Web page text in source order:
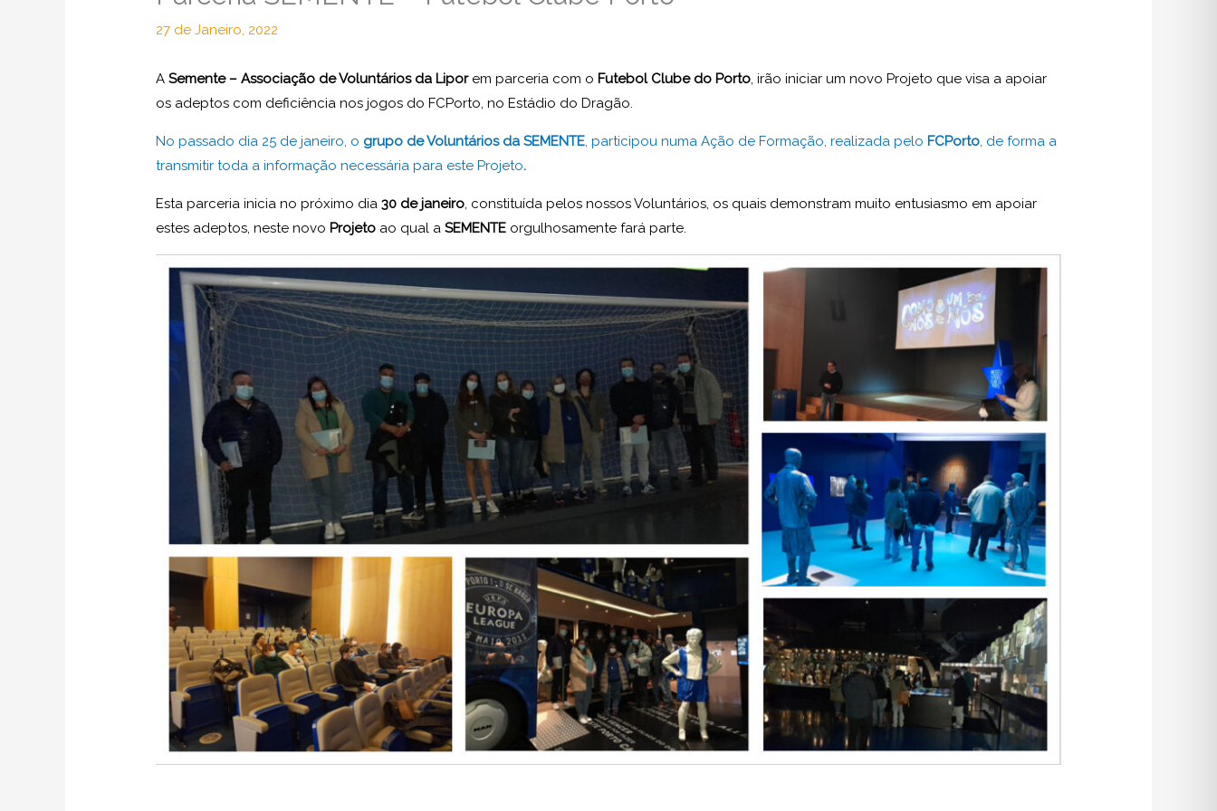
27 de Janeiro, 2022
ASemente – Associação de Voluntários da Lipor em parceria com o Futebol Clube do Porto, irão iniciar um novo Projeto que visa a apoiar
os adeptos com deficiência nos jogos do FCPorto, no Estádio do Dragão.
No passado dia 25 de janeiro, o grupo de Voluntários da SEMENTE, participou numa Ação de Formação, realizada pelo FCPorto, de forma a
transmitir toda a informação necessária para este Projeto.
Esta parceria inicia no próximo dia 30 de janeiro, constituída pelos nossos Voluntários, os quais demonstram muito entusiasmo em apoiar
estes adeptos, neste novo Projeto ao qual aSEMENTE orgulhosamente fará parte.